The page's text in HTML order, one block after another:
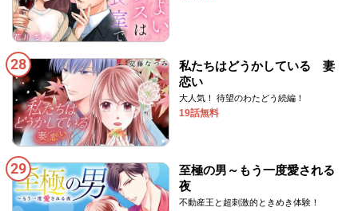
28
私たちはどうかしている 妻
恋い
大人気！ 待望のわたどう続編！
19話無料
29
至極の男～もう一度愛される
夜
不動産王と超刺激的ときめき体験！